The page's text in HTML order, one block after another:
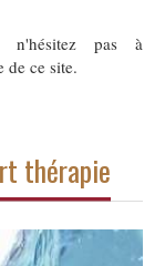
n'hésitez pas à
de ce site.
thérapie